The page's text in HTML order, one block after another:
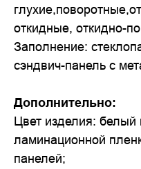
откидные, откидно-
Заполнение:
сэндвич-панель с
Дополнительно:
Цвет изделия:
ламинационной
панелей;